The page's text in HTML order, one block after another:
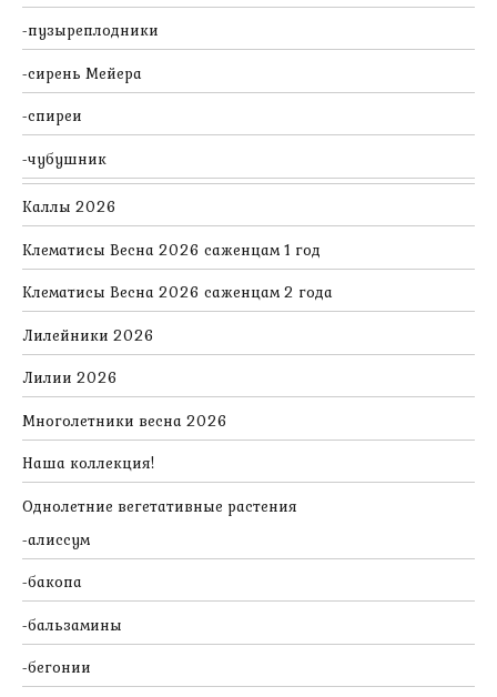
пузыреплодники
сирень Мейера
спиреи
чубушник
Каллы 2026
Клематисы Весна 2026 саженцам 1 год
Клематисы Весна 2026 саженцам 2 года
Лилейники 2026
Лилии 2026
Многолетники весна 2026
Наша коллекция!
Однолетние вегетативные растения
алиссум
бакопа
бальзамины
бегонии